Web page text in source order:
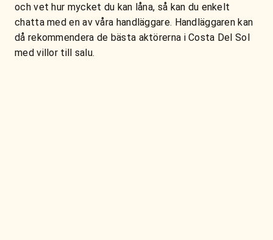
och vet hur mycket du kan låna, så kan du enkelt
chatta med en av våra handläggare. Handläggaren kan
då rekommendera de bästa aktörerna i Costa Del Sol
med villor till salu.